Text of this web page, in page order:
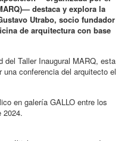
destaca y explora la
Utrabo, socio fundador
de arquitectura con base
del Taller Inaugural MARQ, esta
conferencia del arquitecto el
en galería GALLO entre los
2024.